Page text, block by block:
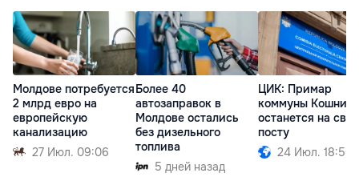
Молдове потребуется
2 млрд евро на
европейскую
канализацию
27 Июл. 09:06
Более 40
автозаправок в
Молдове остались
без дизельного
топлива
5 дней назад
ЦИК: Примар
коммуны
останется на
посту
24 Июл. 18:50